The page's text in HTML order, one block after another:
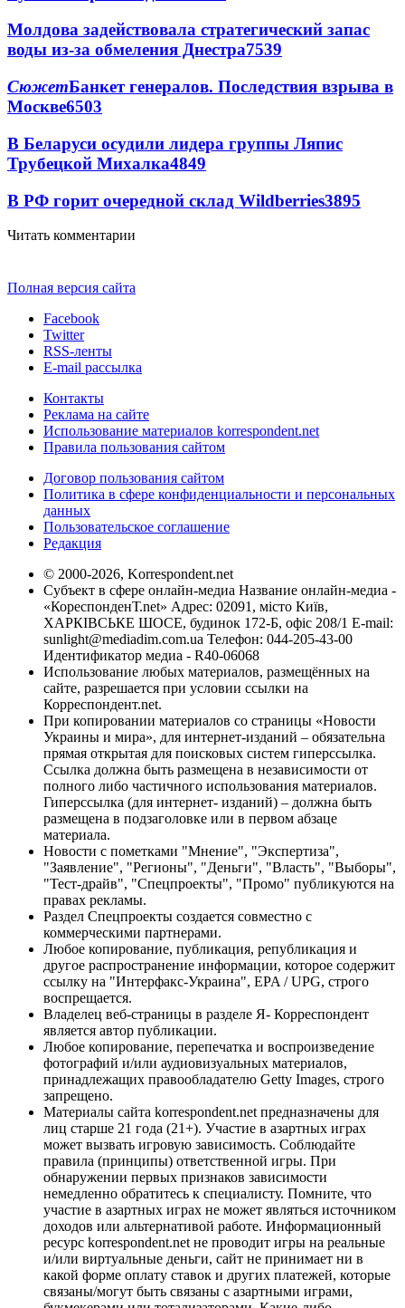
Молдова задействовала стратегический запас
воды из-за обмеления Днестра7539
СюжетБанкет генералов. Последствия взрыва в
Москве6503
В Беларуси осудили лидера группы Ляпис
Трубецкой Михалка4849
В РФ горит очередной склад Wildberries3895
Читать комментарии
Полная версия сайта
Facebook
Twitter
RSS-ленты
E-mail рассылка
Контакты
Реклама на сайте
Использование материалов korrespondent.net
Правила пользования сайтом
Договор пользования сайтом
Политика в сфере конфиденциальности и персональных
данных
Пользовательское соглашение
Редакция
© 2000-2026, Korrespondent.net
Субъект в сфере онлайн-медиа Название онлайн-медиа -
«КореспонденТ.net» Адрес: 02091, місто Київ,
ХАРКІВСЬКЕ ШОСЕ, будинок 172-Б, офіс 208/1 E-mail:
sunlight@mediadim.com.ua Телефон: 044-205-43-00
Идентификатор медиа - R40-06068
Использование любых материалов, размещённых на
сайте, разрешается при условии ссылки на
Корреспондент.net.
При копировании материалов со страницы «Новости
Украины и мира», для интернет-изданий – обязательна
прямая открытая для поисковых систем гиперссылка.
Ссылка должна быть размещена в независимости от
полного либо частичного использования материалов.
Гиперссылка (для интернет- изданий) – должна быть
размещена в подзаголовке или в первом абзаце
материала.
Новости с пометками "Мнение", "Экспертиза",
"Заявление", "Регионы", "Деньги", "Власть", "Выборы",
"Тест-драйв", "Спецпроекты", "Промо" публикуются на
правах рекламы.
Раздел Спецпроекты создается совместно с
коммерческими партнерами.
Любое копирование, публикация, републикация и
другое распространение информации, которое содержит
ссылку на "Интерфакс-Украина", EPA / UPG, строго
воспрещается.
Владелец веб-страницы в разделе Я- Корреспондент
является автор публикации.
Любое копирование, перепечатка и воспроизведение
фотографий и/или аудиовизуальных материалов,
принадлежащих правообладателю Getty Images, строго
запрещено.
Материалы сайта korrespondent.net предназначены для
лиц старше 21 года (21+). Участие в азартных играх
может вызвать игровую зависимость. Соблюдайте
правила (принципы) ответственной игры. При
обнаружении первых признаков зависимости
немедленно обратитесь к специалисту. Помните, что
участие в азартных играх не может являться источником
доходов или альтернативой работе. Информационный
ресурс korrespondent.net не проводит игры на реальные
и/или виртуальные деньги, сайт не принимает ни в
какой форме оплату ставок и других платежей, которые
связаны/могут быть связаны с азартными играми,